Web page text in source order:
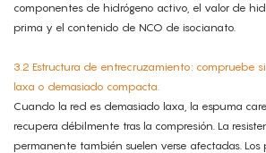
componentes de hidrógeno activo, el valor de
prima y el contenido de NCO de isocianato.
3.2 Estructura de entrecruzamiento: compruebe
laxa o demasiado compacta.
Cuando la red es demasiado laxa, la espuma
recupera débilmente tras la compresión. La
permanente también suelen verse afectadas.